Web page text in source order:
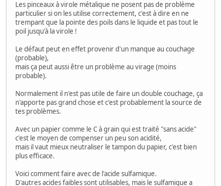
Les pinceaux à virole métalique ne posent pas de problème
particulier si on les utilise correctement, c'est à dire en ne
trempant que la pointe des poils dans le liquide et pas tout le
poil jusqu'à la virole !
Le défaut peut en effet provenir d'un manque au couchage
(probable),
mais ça peut aussi être un problème au virage (moins
probable).
Normalement il n'est pas utile de faire un double couchage, ça
n'apporte pas grand chose et c'est probablement la source de
tes problèmes.
Avec un papier comme le C à grain qui est traité "sans acide"
c'est le moyen de compenser un peu son acidité,
mais il vaut mieux neutraliser le tampon du papier, c'est bien
plus efficace.
Voici comment faire avec de l'acide sulfamique.
D'autres acides faibles sont utilisables, mais le sulfamique a